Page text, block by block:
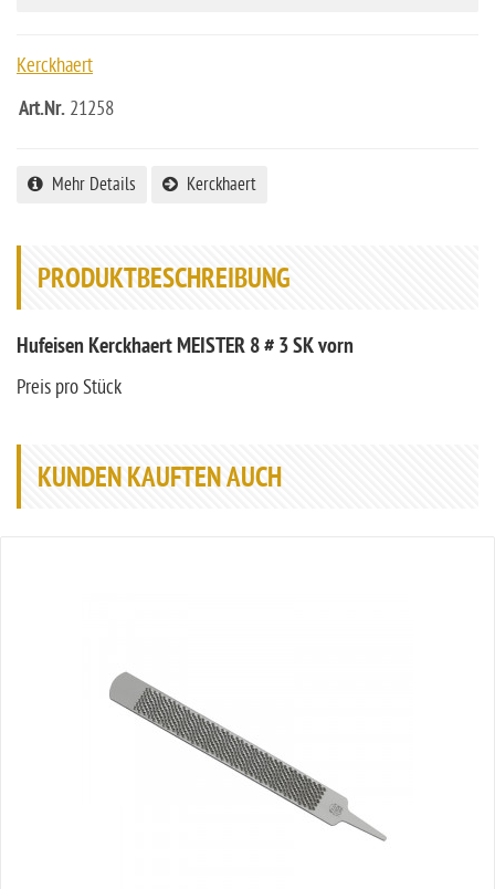
Kerckhaert
Art.Nr. 21258
Mehr Details Kerckhaert
PRODUKTBESCHREIBUNG
Hufeisen Kerckhaert MEISTER 8 # 3 SK vorn
Preis pro Stück
KUNDEN KAUFTEN AUCH